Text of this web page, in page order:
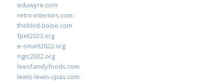
eduwyre.com
retro-interiors.com
theblvd-boise.com
fpet2023.org
e-smart2022.org
ngrc2022.org
leesfamilyfoods.com
lewis-lewis-cpas.com